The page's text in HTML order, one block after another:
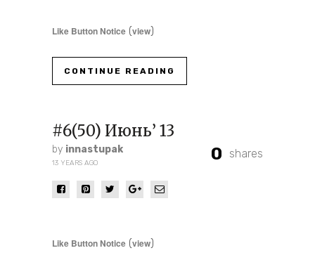
Like Button Notice (view)
CONTINUE READING
#6(50) Июнь’ 13
by innastupak
13 YEARS AGO 0 shares
Like Button Notice (view)